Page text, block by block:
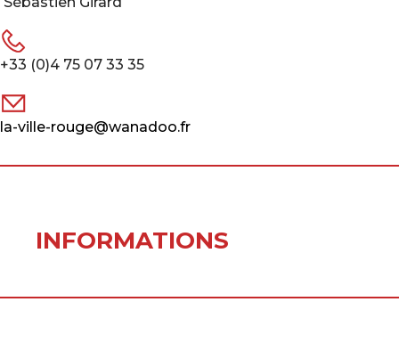
+33 (0)4 75 07 33 35
la-ville-rouge@wanadoo.fr
INFORMATIONS